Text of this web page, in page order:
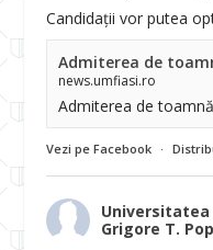
Candidații vor putea
Admiterea de
news.umfiasi.ro
Admiterea de
Vezi pe Facebook ·
Universitatea
Grigore T.